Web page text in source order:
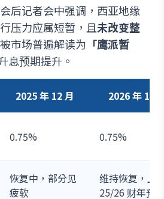
后记者会中强调，西亚地缘
压力应属短暂，且未改变整
被市场普遍解读为 「鹰派暂
息预期提升。
2025 年 12 月 2026 年 1 月
0.75% 0.75%
恢复中，部分见
疲软
维持恢复，上
25/26 财年预